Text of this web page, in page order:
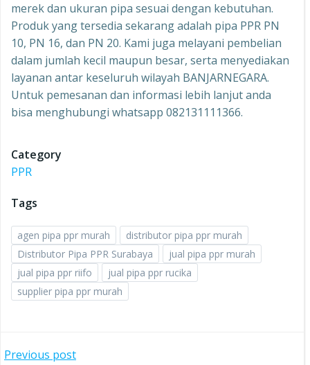
merek dan ukuran pipa sesuai dengan kebutuhan.
Produk yang tersedia sekarang adalah pipa PPR PN
10, PN 16, dan PN 20. Kami juga melayani pembelian
dalam jumlah kecil maupun besar, serta menyediakan
layanan antar keseluruh wilayah BANJARNEGARA.
Untuk pemesanan dan informasi lebih lanjut anda
bisa menghubungi whatsapp 082131111366.
Category
PPR
Tags
agen pipa ppr murah
distributor pipa ppr murah
Distributor Pipa PPR Surabaya
jual pipa ppr murah
jual pipa ppr riifo
jual pipa ppr rucika
supplier pipa ppr murah
Previous post